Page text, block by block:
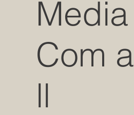
Media
Com a
ll